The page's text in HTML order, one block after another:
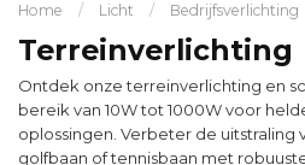
Home / Licht / Bedrijfsverlichting
Terreinverlichting
Ontdek onze terreinverlichting en
bereik van 10W tot 1000W voor
oplossingen. Verbeter de uitstraling
golfbaan of tennisbaan met